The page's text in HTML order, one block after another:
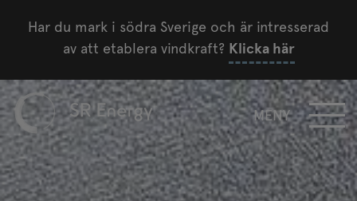
Har du mark i södra Sverige och är intresserad
av att etablera vindkraft? Klicka här
MENY